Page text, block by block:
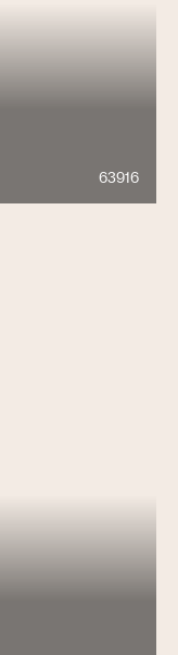
63916